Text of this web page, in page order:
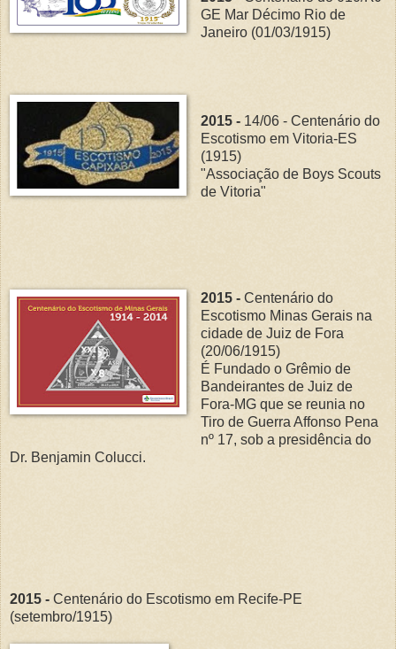
GE Mar Décimo Rio de
Janeiro (01/03/1915)
2015 -14/06 - Centenário do
Escotismo em Vitoria-ES
(1915)
"Associação de Boys Scouts
de Vitoria"
2015 -Centenário do
Escotismo Minas Gerais na
cidade de Juiz de Fora
(20/06/1915)
É Fundado o Grêmio de
Bandeirantes de Juiz de
Fora-MG que se reunia no
Tiro de Guerra Affonso Pena
nº 17, sob a presidência do
Dr. Benjamin Colucci.
2015 - Centenário do Escotismo em Recife-PE
(setembro/1915)